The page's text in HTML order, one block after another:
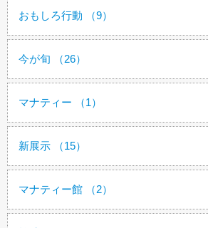
おもしろ行動 （9）
今が旬 （26）
マナティー （1）
新展示 （15）
マナティー館 （2）